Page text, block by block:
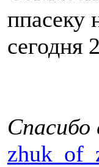
ппасеку
сегодня
Спасибо